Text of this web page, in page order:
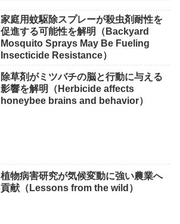
家庭用蚊駆除スプレーが殺虫剤耐性を
促進する可能性を解明（Backyard
Mosquito Sprays May Be Fueling
Insecticide Resistance）
除草剤がミツバチの脳と行動に与える
影響を解明（Herbicide affects
honeybee brains and behavior）
植物病害研究が気候変動に強い農業へ
貢献（Lessons from the wild）